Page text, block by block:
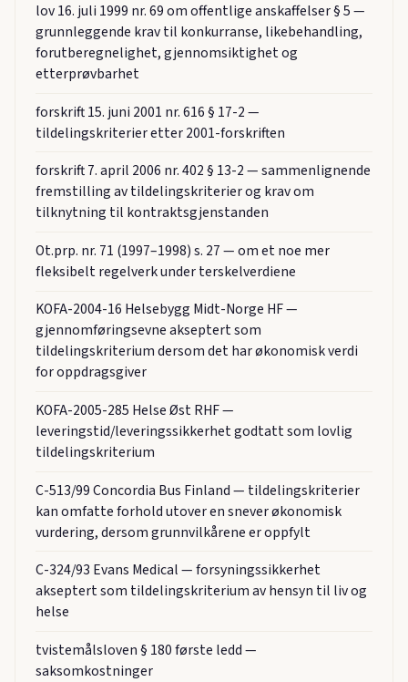
lov 16. juli 1999 nr. 69 om offentlige anskaffelser § 5 —
grunnleggende krav til konkurranse, likebehandling,
forutberegnelighet, gjennomsiktighet og
etterprøvbarhet
forskrift 15. juni 2001 nr. 616 § 17-2 —
tildelingskriterier etter 2001-forskriften
forskrift 7. april 2006 nr. 402 § 13-2 — sammenlignende
fremstilling av tildelingskriterier og krav om
tilknytning til kontraktsgjenstanden
Ot.prp. nr. 71 (1997–1998) s. 27 — om et noe mer
fleksibelt regelverk under terskelverdiene
KOFA-2004-16 Helsebygg Midt-Norge HF —
gjennomføringsevne akseptert som
tildelingskriterium dersom det har økonomisk verdi
for oppdragsgiver
KOFA-2005-285 Helse Øst RHF —
leveringstid/leveringssikkerhet godtatt som lovlig
tildelingskriterium
C-513/99 Concordia Bus Finland — tildelingskriterier
kan omfatte forhold utover en snever økonomisk
vurdering, dersom grunnvilkårene er oppfylt
C-324/93 Evans Medical — forsyningssikkerhet
akseptert som tildelingskriterium av hensyn til liv og
helse
tvistemålsloven § 180 første ledd —
saksomkostninger